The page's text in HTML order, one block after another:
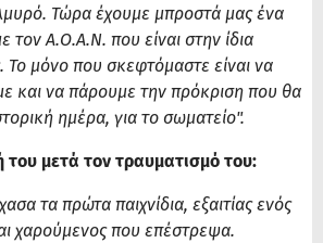
Τώρα έχουμε μπροστά μας ένα
τον Α.Ο.Α.Ν. που είναι στην ίδια
Το μόνο που σκεφτόμαστε είναι να
και να πάρουμε την πρόκριση που θα
ημέρα, για το σωματείο".
του μετά τον τραυματισμό του:
τα πρώτα παιχνίδια, εξαιτίας ενός
χαρούμενος που επέστρεψα.